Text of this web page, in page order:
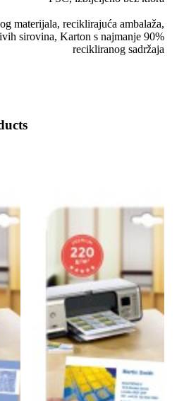
materijala, reciklirajuća ambalaža,
sirovina, Karton s najmanje 90%
recikliranog sadržaja